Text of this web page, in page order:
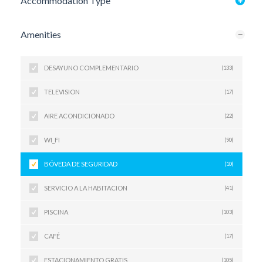
Amenities
DESAYUNO COMPLEMENTARIO (133)
TELEVISION (17)
AIRE ACONDICIONADO (22)
WI_FI (90)
BÓVEDA DE SEGURIDAD (10)
SERVICIO A LA HABITACION (41)
PISCINA (103)
CAFÉ (17)
ESTACIONAMIENTO GRATIS (105)